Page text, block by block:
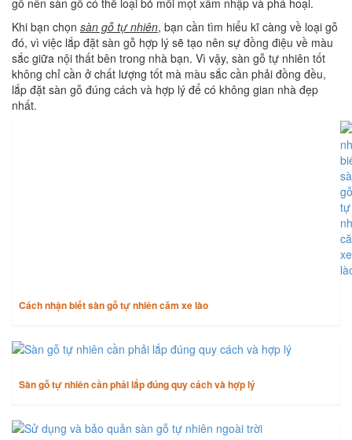
gỗ nên sàn gỗ có thể loại bỏ mối mọt xâm nhập và phá hoại.
Khi bạn chọn sàn gỗ tự nhiên, bạn cần tìm hiểu kĩ càng về loại gỗ
đó, vì việc lắp đặt sàn gỗ hợp lý sẽ tạo nên sự đồng điệu về màu
sắc giữa nội thất bên trong nhà bạn. Vì vậy, sàn gỗ tự nhiên tốt
không chỉ cần ở chất lượng tốt mà màu sắc cần phải đồng đều,
lắp đặt sàn gỗ đúng cách và hợp lý để có không gian nhà đẹp
nhất.
Cách nhận biết sàn gỗ tự nhiên căm xe lào
Sàn gỗ tự nhiên cần phải lắp đúng quy cách và hợp lý